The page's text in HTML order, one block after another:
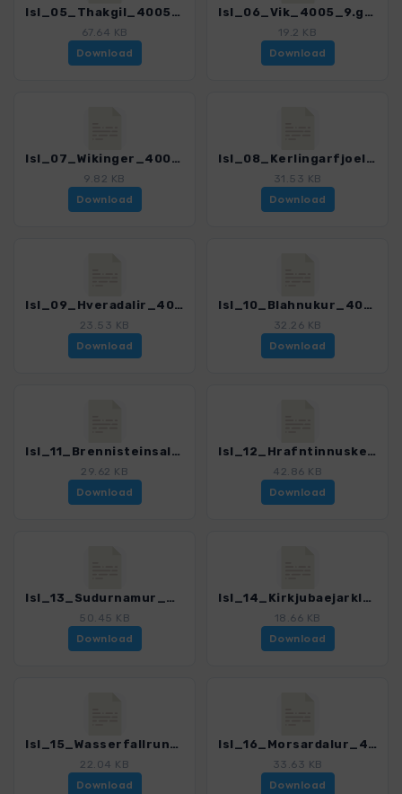
Isl_05_Thakgil_4005_9.gpx
67.64 KB
Download
Isl_06_Vik_4005_9.gpx
19.2 KB
Download
Isl_07_Wikinger_4005_9.gpx
9.82 KB
Download
Isl_08_Kerlingarfjoell_4005_9.gpx
31.53 KB
Download
Isl_09_Hveradalir_4005_9.gpx
23.53 KB
Download
Isl_10_Blahnukur_4005_9.gpx
32.26 KB
Download
Isl_11_Brennisteinsalda_4005_9.gpx
29.62 KB
Download
Isl_12_Hrafntinnusker_4005_9.gpx
42.86 KB
Download
Isl_13_Sudurnamur_4005_9.gpx
50.45 KB
Download
Isl_14_Kirkjubaejarklaustur_4005_9.gpx
18.66 KB
Download
Isl_15_Wasserfallrunde_4005_9.gpx
22.04 KB
Download
Isl_16_Morsardalur_4005_9.gpx
33.63 KB
Download